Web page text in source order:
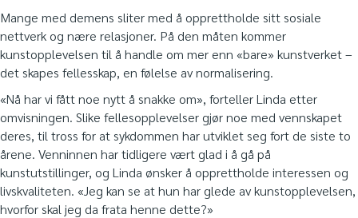
Mange med demens sliter med å opprettholde sitt sosiale
nettverk og nære relasjoner. På den måten kommer
kunstopplevelsen til å handle om mer enn «bare» kunstverket –
det skapes fellesskap, en følelse av normalisering.
«Nå har vi fått noe nytt å snakke om», forteller Linda etter
omvisningen. Slike fellesopplevelser gjør noe med vennskapet
deres, til tross for at sykdommen har utviklet seg fort de siste to
årene. Venninnen har tidligere vært glad i å gå på
kunstutstillinger, og Linda ønsker å opprettholde interessen og
livskvaliteten. «Jeg kan se at hun har glede av kunstopplevelsen,
hvorfor skal jeg da frata henne dette?»